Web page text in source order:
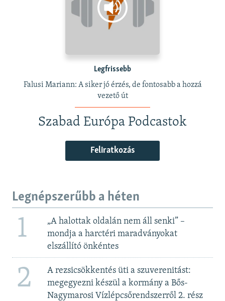
Legfrissebb
Falusi Mariann: A siker jó érzés, de fontosabb a hozzá
vezető út
Szabad Európa Podcastok
Feliratkozás
Legnépszerűbb a héten
1
„A halottak oldalán nem áll senki” –
mondja a harctéri maradványokat
elszállító önkéntes
2
A rezsicsökkentés üti a szuverenitást:
megegyezni készül a kormány a Bős-
Nagymarosi Vízlépcsőrendszerről 2. rész